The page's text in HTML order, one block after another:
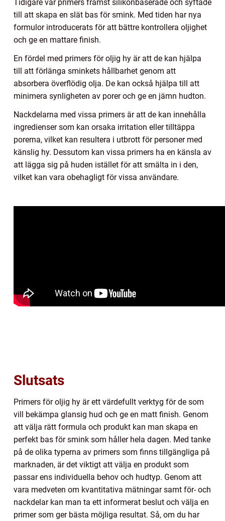
Tidigare var primers främst silikonbaserade och syftade
till att skapa en slät bas för smink. Med tiden har nya
formulor introducerats för att bättre kontrollera oljighet
och ge en mattare finish.
En fördel med primers för oljig hy är att de kan hjälpa
till att förlänga sminkets hållbarhet genom att
absorbera överflödig olja. De kan också hjälpa till att
minimera synligheten av porer och ge en jämn hudton.
Nackdelarna med vissa primers är att de kan innehålla
ingredienser som kan orsaka irritation eller tilltäppa
porerna, vilket kan resultera i utbrott för personer med
känslig hy. Dessutom kan vissa primers ha en känsla av
att lägga sig på huden istället för att smälta in i den,
vilket kan vara obehagligt för vissa användare.
Slutsats
Primers för oljig hy är ett värdefullt verktyg för de som
vill bekämpa glansig hud och ge en matt finish. Genom
att välja rätt formula och produkt kan man skapa en
perfekt bas för smink som håller hela dagen. Med tanke
på de olika typerna av primers som finns tillgängliga på
marknaden, är det viktigt att välja en produkt som
passar ens individuella behov och hudtyp. Genom att
vara medveten om kvantitativa mätningar samt för- och
nackdelar kan man ta ett informerat beslut och välja en
primer som ger bästa möjliga resultat. Så, om du har